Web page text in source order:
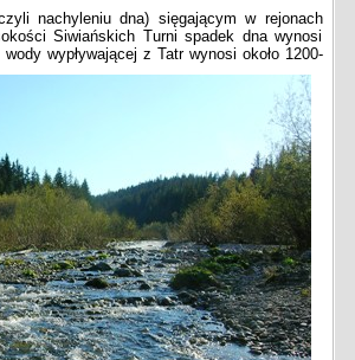
nachyleniu dna) sięgającym w rejonach
Siwiańskich Turni spadek dna wynosi
wypływającej z Tatr wynosi około 1200-